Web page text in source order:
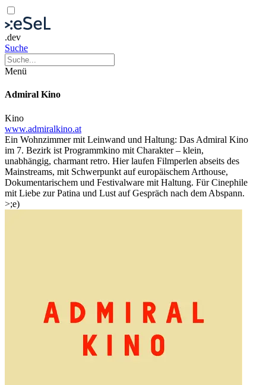
.dev
Suche
Menü
Admiral Kino
Kino
www.admiralkino.at
Ein Wohnzimmer mit Leinwand und Haltung: Das Admiral Kino
im 7. Bezirk ist Programmkino mit Charakter – klein,
unabhängig, charmant retro. Hier laufen Filmperlen abseits des
Mainstreams, mit Schwerpunkt auf europäischem Arthouse,
Dokumentarischem und Festivalware mit Haltung. Für Cinephile
mit Liebe zur Patina und Lust auf Gespräch nach dem Abspann.
>;e)